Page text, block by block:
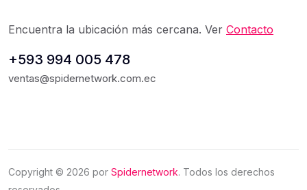
Encuentra la ubicación más cercana. Ver Contacto
+593 994 005 478
ventas@spidernetwork.com.ec
Copyright © 2026 por Spidernetwork. Todos los derechos